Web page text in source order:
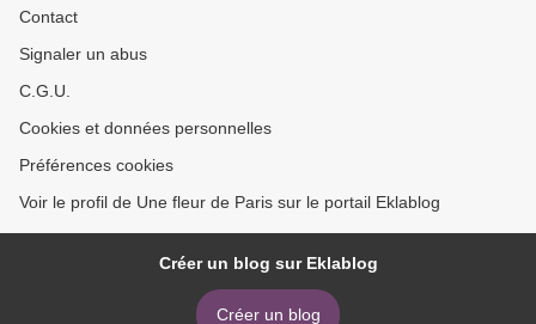
Contact
Signaler un abus
C.G.U.
Cookies et données personnelles
Préférences cookies
Voir le profil de Une fleur de Paris sur le portail Eklablog
Créer un blog sur Eklablog
Créer un blog